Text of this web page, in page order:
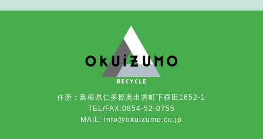
住所：島根県仁多郡奥出雲町下横田1652-1
TEL/FAX:0854-52-0755
MAIL: info@okuizumo.co.jp